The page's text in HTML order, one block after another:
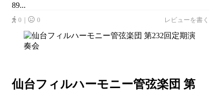
89...
0｜ 0 レビューを書く
仙台フィルハーモニー管弦楽団 第